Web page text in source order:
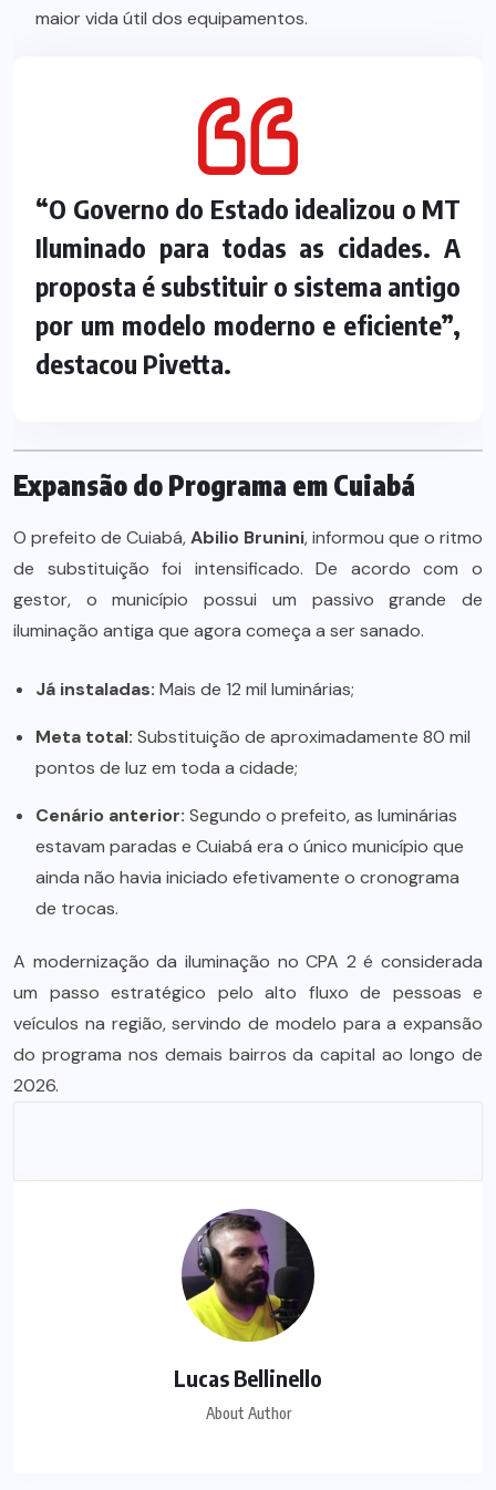
maior vida útil dos equipamentos.
“O Governo do Estado idealizou o MT
Iluminado para todas as cidades. A
proposta é substituir o sistema antigo
por um modelo moderno e eficiente”,
destacou Pivetta.
Expansão do Programa em Cuiabá
O prefeito de Cuiabá,Abilio Brunini, informou que o ritmo
de substituição foi intensificado. De acordo com o
gestor, o município possui um passivo grande de
iluminação antiga que agora começa a ser sanado.
Já instaladas: Mais de 12 mil luminárias;
Meta total: Substituição de aproximadamente 80 mil
pontos de luz em toda a cidade;
Cenário anterior: Segundo o prefeito, as luminárias
estavam paradas e Cuiabá era o único município que
ainda não havia iniciado efetivamente o cronograma
de trocas.
A modernização da iluminação no CPA 2 é considerada
um passo estratégico pelo alto fluxo de pessoas e
veículos na região, servindo de modelo para a expansão
do programa nos demais bairros da capital ao longo de
2026.
Lucas Bellinello
About Author